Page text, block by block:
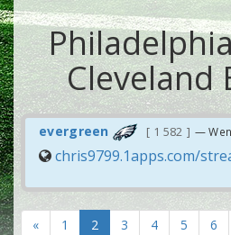
Cleveland
evergreen 1 582 —
chris9799.1apps.com/
« 1 2 3 4 5 6